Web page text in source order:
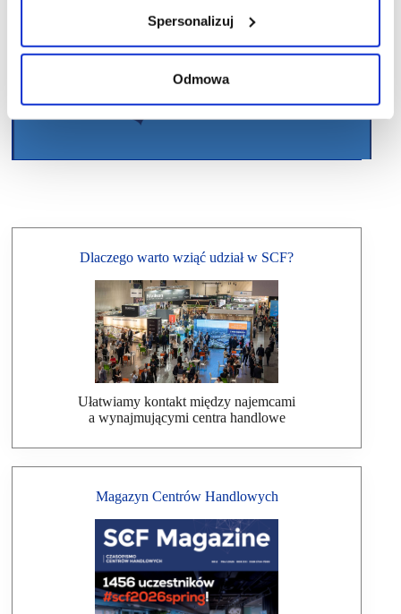
Spersonalizuj
Odmowa
Dlaczego warto wziąć udział w SCF?
Ułatwiamy kontakt między najemcami
a wynajmującymi centra handlowe
Magazyn Centrów Handlowych